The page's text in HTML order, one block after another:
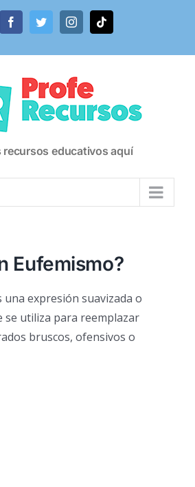
FacebookTwitterInstagramTiktok
recursos educativos aquí
Eufemismo?
una expresión suavizada o
se utiliza para reemplazar
bruscos, ofensivos o